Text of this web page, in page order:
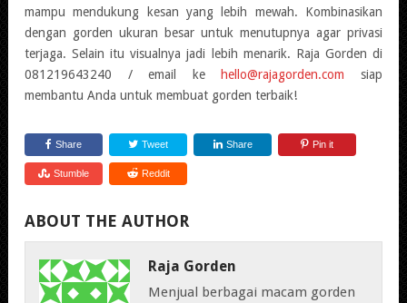
mampu mendukung kesan yang lebih mewah. Kombinasikan
dengan gorden ukuran besar untuk menutupnya agar privasi
terjaga. Selain itu visualnya jadi lebih menarik. Raja Gorden di
081219643240 / email ke
hello@rajagorden.com siap
membantu Anda untuk membuat gorden terbaik!
Share Tweet Share Pin it
Stumble Reddit
ABOUT THE AUTHOR
Raja Gorden
Menjual berbagai macam gorden